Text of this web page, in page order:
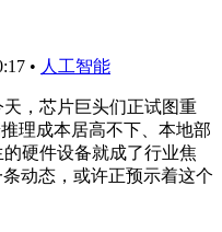
• 人工智能
，芯片巨头们正试图重
理成本居高不下、本地部
硬件设备就成了行业焦
动态，或许正预示着这个